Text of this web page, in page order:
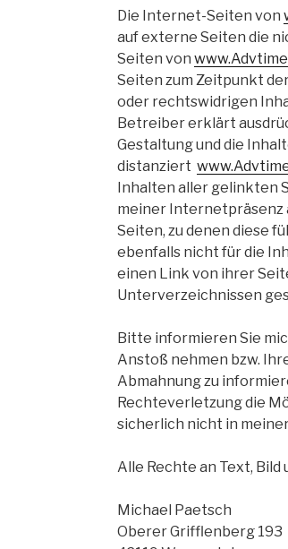
Die Internet-Seiten von
auf externe Seiten die
Seiten von
Seiten zum Zeitpunkt
oder rechtswidrigen
Betreiber erklärt
Gestaltung und die
distanziert
Inhalten aller gelinkten
meiner Internetpräsenz
Seiten, zu denen diese
ebenfalls nicht für die
einen Link von ihrer
Unterverzeichnissen
Bitte informieren Sie
Anstoß nehmen bzw.
Abmahnung zu
Rechteverletzung die
sicherlich nicht in
Alle Rechte an Text,
Michael Paetsch
Oberer Grifflenberg 193